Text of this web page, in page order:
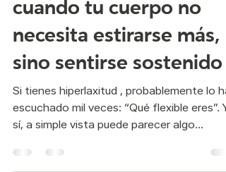
Pilates e hiperlaxitud:
cuando tu cuerpo no
necesita estirarse más,
sino sentirse sostenido
Si tienes hiperlaxitud , probablemente lo